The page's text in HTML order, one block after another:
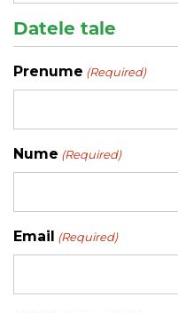
Datele tale
Prenume (Required)
Nume (Required)
Email (Required)